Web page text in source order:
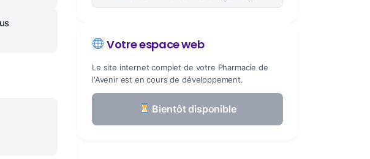
Votre espace web
Le site internet complet de votre Pharmacie de
l'Avenir est en cours de développement.
Bientôt disponible